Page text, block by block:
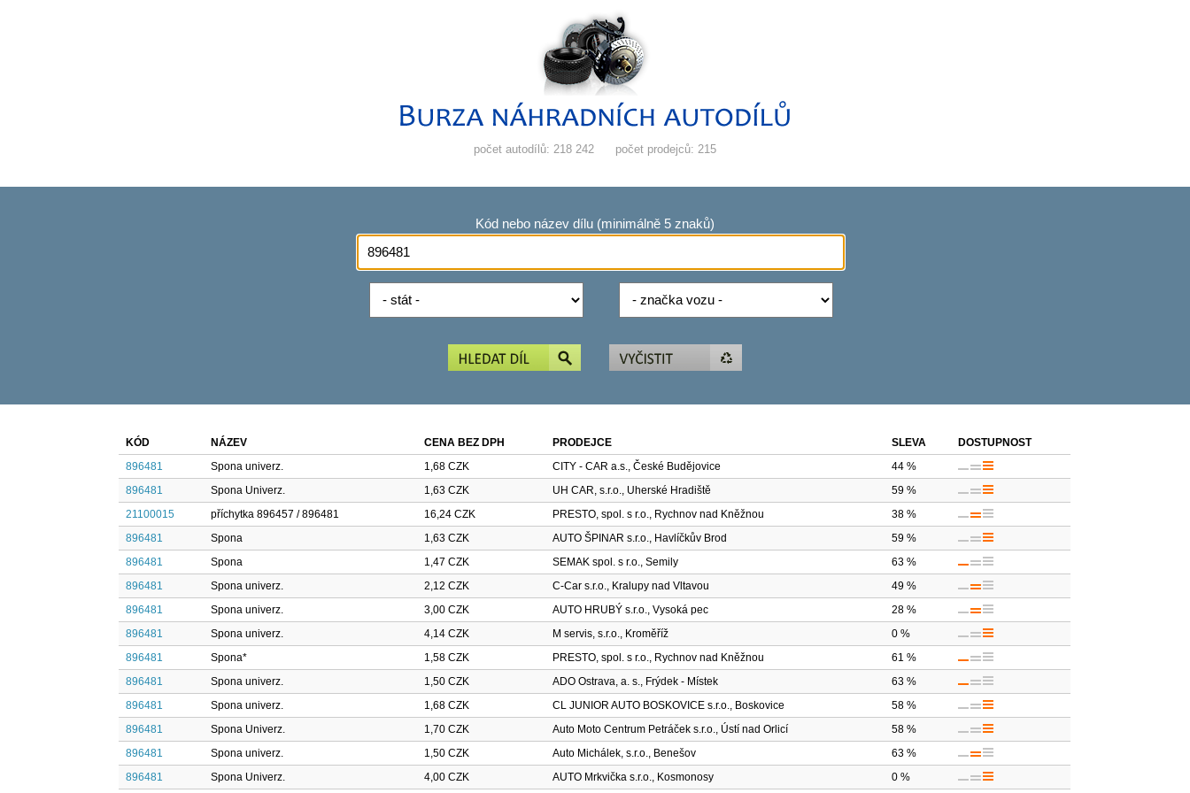
počet autodílů: 218 242 počet prodejců: 215
Kód nebo název dílu (minimálně 5 znaků)
KÓD NÁZEV CENA BEZ DPH PRODEJCE SLEVA
DOSTUPNOST
896481
Spona univerz. 1,68 CZK CITY - CAR a.s., České Budějovice
44 %
896481
Spona Univerz. 1,63 CZK UH CAR, s.r.o., Uherské Hradiště
59 %
21100015
příchytka 896457 / 896481 16,24 CZK PRESTO, spol. s r.o., Rychnov nad Kněžnou
38 %
896481
Spona 1,63 CZK AUTO ŠPINAR s.r.o., Havlíčkův Brod
59 %
896481
Spona 1,47 CZK SEMAK spol. s r.o., Semily
63 %
896481
Spona univerz. 2,12 CZK C-Car s.r.o., Kralupy nad Vltavou
49 %
896481
Spona univerz. 3,00 CZK AUTO HRUBÝ s.r.o., Vysoká pec
28 %
896481
Spona univerz. 4,14 CZK M servis, s.r.o., Kroměříž
0 %
896481
Spona* 1,58 CZK PRESTO, spol. s r.o., Rychnov nad Kněžnou
61 %
896481
Spona univerz. 1,50 CZK ADO Ostrava, a. s., Frýdek - Místek
63 %
896481
Spona univerz. 1,68 CZK CL JUNIOR AUTO BOSKOVICE s.r.o., Boskovice
58 %
896481
Spona Univerz. 1,70 CZK Auto Moto Centrum Petráček s.r.o., Ústí nad Orlicí
58 %
896481
Spona univerz. 1,50 CZK Auto Michálek, s.r.o., Benešov
63 %
896481
Spona Univerz. 4,00 CZK AUTO Mrkvička s.r.o., Kosmonosy 0 %